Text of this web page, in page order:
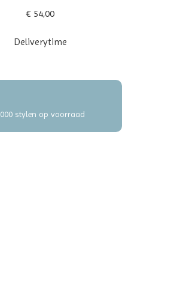
€ 54,00
Deliverytime
stylen op voorraad